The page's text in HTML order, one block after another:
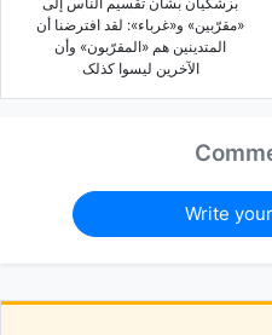
«مقرّبین» و«غرباء»: لقد افترضنا أن
المتدینین هم «المقرّبون» وأن
الآخرین لیسوا کذلک
Write